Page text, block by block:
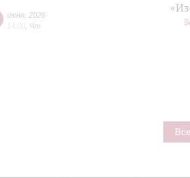
июня 2026
14:00 Чт